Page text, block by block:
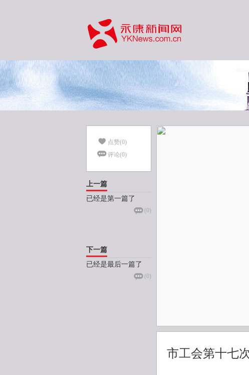
点赞(0)
评论(0)
上一篇
已经是第一篇了
(0)
下一篇
已经是最后一篇了
(0)
市工会第十七